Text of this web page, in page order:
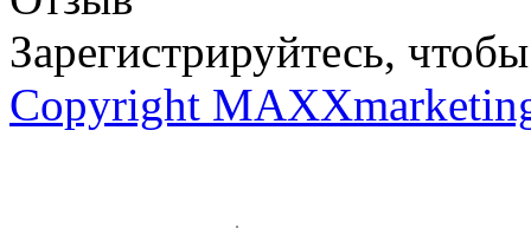
Зарегистрируйтесь,
Copyright